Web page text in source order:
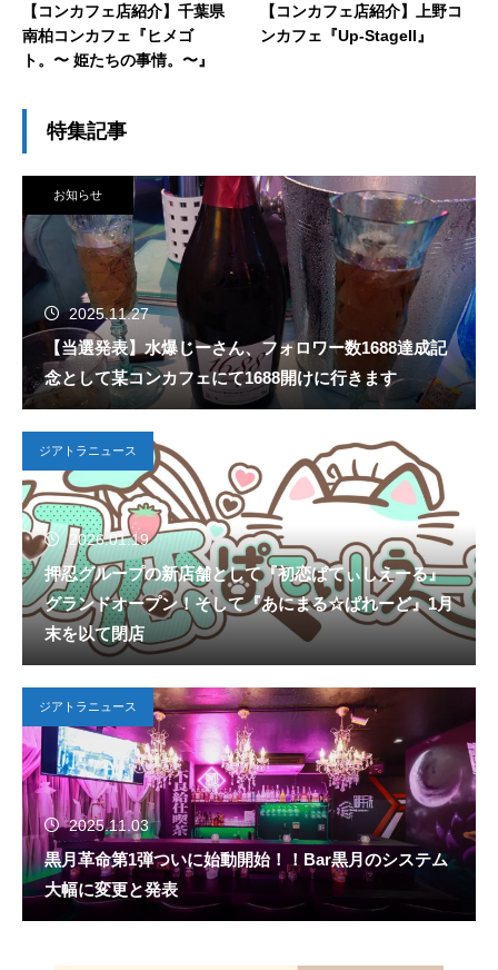
【コンカフェ店紹介】千葉県
南柏コンカフェ『ヒメゴ
ト。〜 姫たちの事情。〜』
【コンカフェ店紹介】上野コ
ンカフェ『Up-StageII』
特集記事
お知らせ
2025.11.27
【当選発表】水爆じーさん、フォロワー数1688達成記
念として某コンカフェにて1688開けに行きます
ジアトラニュース
2026.01.19
押忍グループの新店舗として『初恋ぱてぃしえーる』
グランドオープン！そして『あにまる☆ぱれーど』1月
末を以て閉店
ジアトラニュース
2025.11.03
黒月革命第1弾ついに始動開始！！Bar黒月のシステム
大幅に変更と発表